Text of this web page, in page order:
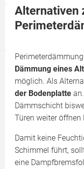
Alternativen
Dämmung eines
möglich. Als
der Bodenplatte
Dämmschicht
Türen weiter öffnen
Damit keine
Schimmel führt,
eine